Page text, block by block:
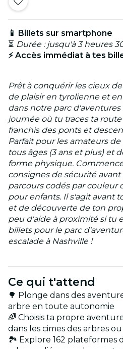
📱 Billets sur smartphone
⏳ Durée : jusqu'à 3 heures
⚡ Accès immédiat à tes
Prêt à conquérir les cieux
de plaisir en tyrolienne et
dans notre parc
journée où tu traces ta route
franchis des ponts et
Parfait pour les amateurs
tous âges (3 ans et plus) et
forme physique.
consignes de sécurité avant
parcours codés par couleur
pour enfants. Il s'agit avant
et de découverte de ton
peu d'aide à proximité si tu
billets pour le parc
escalade à Nashville !
Ce qui t'attend
🌳 Plonge dans des
arbre en toute autonomie
🌈 Choisis ta propre
dans les cimes des arbres
🏞️ Explore 162 plateformes